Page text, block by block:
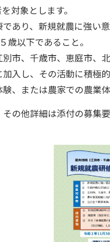
対象とします。
であり、新規就農に強い
歳以下であること。
別市、千歳市、恵庭市、
加入し、その活動に積極
験、または農家での農業
の他詳細は添付の募集